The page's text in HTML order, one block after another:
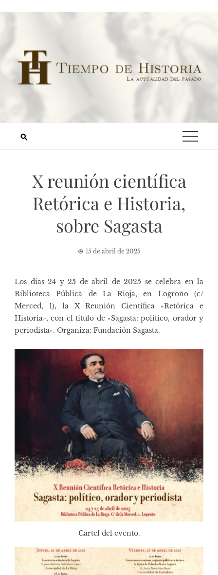
X reunión científica
Retórica e Historia,
sobre Sagasta
15 de abril de 2025
Los días 24 y 25 de abril de 2025 se celebra en la
Biblioteca Pública de La Rioja, en Logroño (c/
Merced, 1), la X Reunión Científica «Retórica e
Historia», con el título de «Sagasta: político, orador y
periodista». Organiza: Fundación Sagasta.
Cartel del evento.